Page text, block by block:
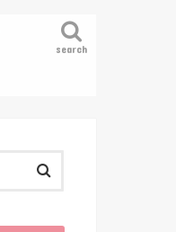
search